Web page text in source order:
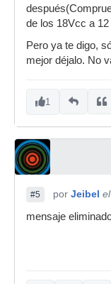
de los 18Vcc a
Pero ya te digo,
mejor déjalo. No
1
#5 por Jeibel
mensaje